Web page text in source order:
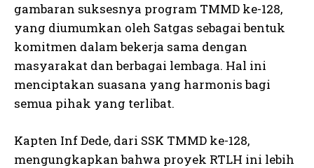
gambaran suksesnya program TMMD ke-128,
yang diumumkan oleh Satgas sebagai bentuk
komitmen dalam bekerja sama dengan
masyarakat dan berbagai lembaga. Hal ini
menciptakan suasana yang harmonis bagi
semua pihak yang terlibat.
Kapten Inf Dede, dari SSK TMMD ke-128,
mengungkapkan bahwa proyek RTLH ini lebih